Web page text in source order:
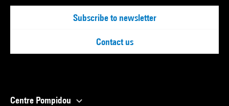
Subscribe to newsletter
Contact us
Centre Pompidou